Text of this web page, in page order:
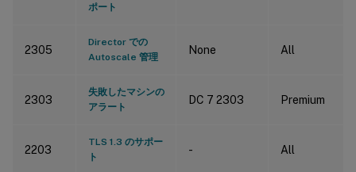
ポート
2305
Director での
Autoscale 管理
None All
2303
失敗したマシンの
アラート
DC 7 2303 Premium
2203
TLS 1.3 のサポー
ト
- All